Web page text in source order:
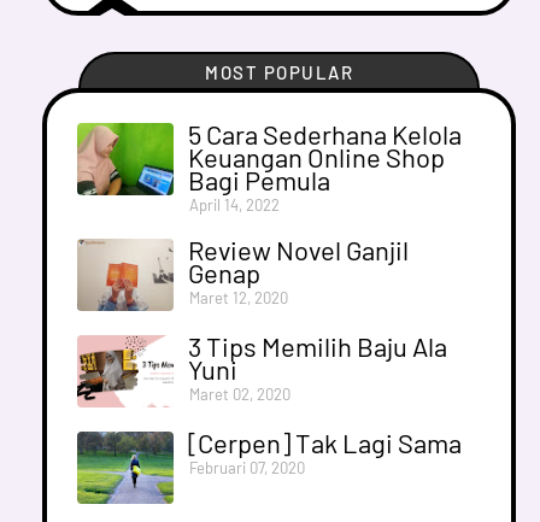
MOST POPULAR
5 Cara Sederhana Kelola
Keuangan Online Shop
Bagi Pemula
April 14, 2022
Review Novel Ganjil
Genap
Maret 12, 2020
3 Tips Memilih Baju Ala
Yuni
Maret 02, 2020
[Cerpen] Tak Lagi Sama
Februari 07, 2020